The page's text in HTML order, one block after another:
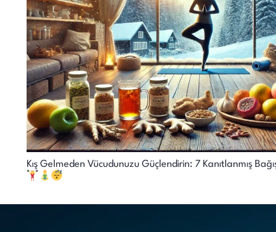
Kış Gelmeden Vücudunuzu Güçlendirin: 7 Kanıtlanmış